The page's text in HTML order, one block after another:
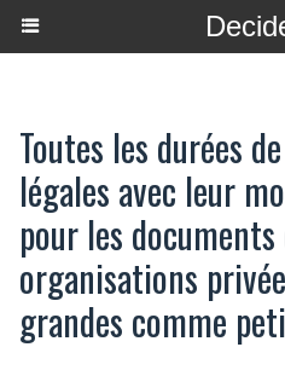
Toutes les durées
légales avec leur
pour les
organisations
grandes comme